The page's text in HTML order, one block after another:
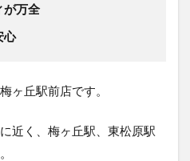
が万全
心
ヶ丘駅前店です。
近く、梅ヶ丘駅、東松原駅